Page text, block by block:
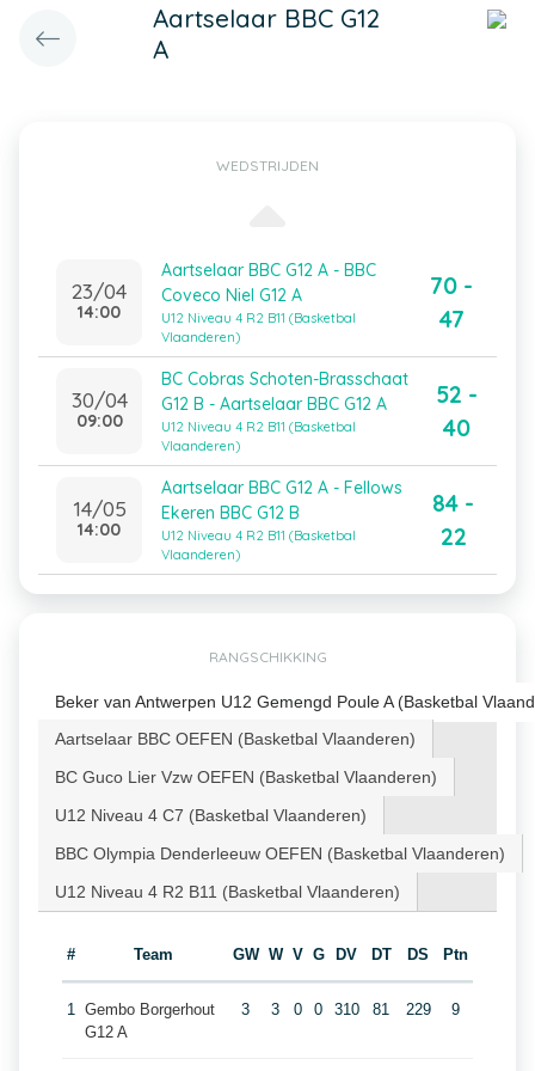
Aartselaar BBC G12
A
WEDSTRIJDEN
23/04
14:00
Aartselaar BBC G12 A - BBC
Coveco Niel G12 A
U12 Niveau 4 R2 B11 (Basketbal
Vlaanderen)
70 -
47
30/04
09:00
BC Cobras Schoten-Brasschaat
G12 B - Aartselaar BBC G12 A
U12 Niveau 4 R2 B11 (Basketbal
Vlaanderen)
52 -
40
14/05
14:00
Aartselaar BBC G12 A - Fellows
Ekeren BBC G12 B
U12 Niveau 4 R2 B11 (Basketbal
Vlaanderen)
84 -
22
RANGSCHIKKING
Beker van Antwerpen U12 Gemengd Poule A (Basketbal
Aartselaar BBC OEFEN (Basketbal Vlaanderen)
BC Guco Lier Vzw OEFEN (Basketbal Vlaanderen)
U12 Niveau 4 C7 (Basketbal Vlaanderen)
BBC Olympia Denderleeuw OEFEN (Basketbal Vlaanderen)
U12 Niveau 4 R2 B11 (Basketbal Vlaanderen)
# Team GW W V G DV DT DS Ptn
1 Gembo Borgerhout
G12 A
3 3 0 0 310 81 229 9